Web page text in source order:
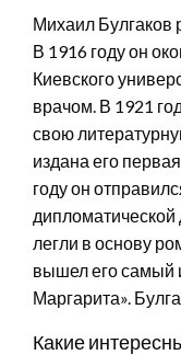
Михаил Булгаков
В 1916 году он
Киевского
врачом. В 1921
свою
издана его
году он
дипломатической
легли в основу
вышел его самый
Маргарита».
Какие